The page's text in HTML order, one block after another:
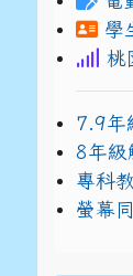
學
桃
7.9年
8年級
專科
螢幕